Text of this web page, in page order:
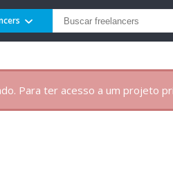
Para ter acesso a um projeto